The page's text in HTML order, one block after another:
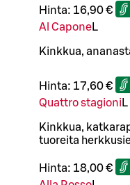
Hinta: 16,90 €
Al CaponeL
Kinkkua,
Hinta: 17,60 €
Quattro stagioni L
Kinkkua,
tuoreita
Hinta: 18,00 €